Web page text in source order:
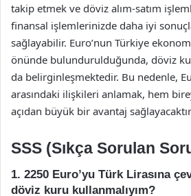
takip etmek ve döviz alım-satım
finansal işlemlerinizde daha iyi
sağlayabilir. Euro’nun Türkiye
önünde bulundurulduğunda, döviz
da belirginleşmektedir. Bu nedenle,
arasındaki ilişkileri anlamak, hem
açıdan büyük bir avantaj
SSS (Sıkça Sorulan
1. 2250 Euro’yu Türk Lirasına
döviz kuru kullanmalıyım?